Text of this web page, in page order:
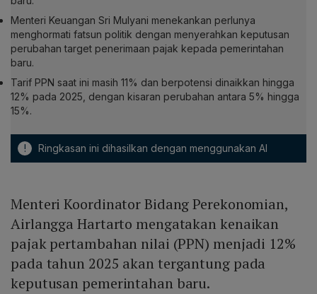
Menteri Keuangan Sri Mulyani menekankan perlunya
menghormati fatsun politik dengan menyerahkan keputusan
perubahan target penerimaan pajak kepada pemerintahan
baru.
Tarif PPN saat ini masih 11% dan berpotensi dinaikkan hingga
12% pada 2025, dengan kisaran perubahan antara 5% hingga
15%.
! Ringkasan ini dihasilkan dengan menggunakan AI
Menteri Koordinator Bidang Perekonomian,
Airlangga Hartarto mengatakan kenaikan
pajak pertambahan nilai (PPN) menjadi 12%
pada tahun 2025 akan tergantung pada
keputusan pemerintahan baru.